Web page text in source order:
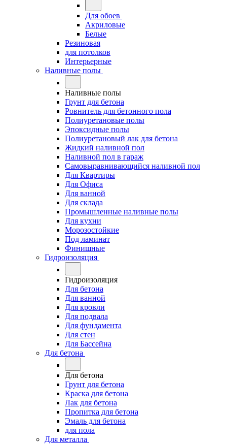
Для обоев
Акриловые
Белые
Резиновая
для потолков
Интерьерные
Наливные полы
Наливные полы
Грунт для бетона
Ровнитель для бетонного пола
Полиуретановые полы
Эпоксидные полы
Полиуретановый лак для бетона
Жидкий наливной пол
Наливной пол в гараж
Самовыравнивающийся наливной пол
Для Квартиры
Для Офиса
Для ванной
Для склада
Промышленные наливные полы
Для кухни
Морозостойкие
Под ламинат
Финишные
Гидроизоляция
Гидроизоляция
Для бетона
Для ванной
Для кровли
Для подвала
Для фундамента
Для стен
Для Бассейна
Для бетона
Для бетона
Грунт для бетона
Краска для бетона
Лак для бетона
Пропитка для бетона
Эмаль для бетона
для пола
Для металла